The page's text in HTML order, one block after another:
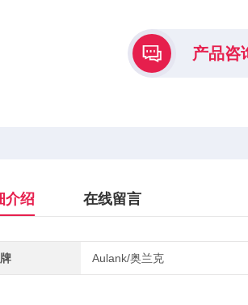
产品咨
介绍 在线留言
Aulank/奥兰克